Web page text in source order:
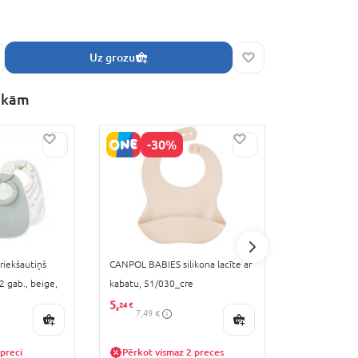
Uz grozu
gab., beige,
-30%
CANPOL BABIES silikona lacīte ar
kabatu, 51/030_cre
5,24 €
7,49 €
Pērkot vismaz 2 preces